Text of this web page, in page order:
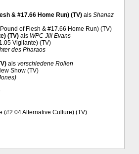
& #17.66 Home Run) (TV) als Shanaz
of Flesh & #17.66 Home Run) (TV)
(TV) als WPC Jill Evans
Vigilante) (TV)
des Pharaos
als verschiedene Rollen
Show (TV)
(#2.04 Alternative Culture) (TV)